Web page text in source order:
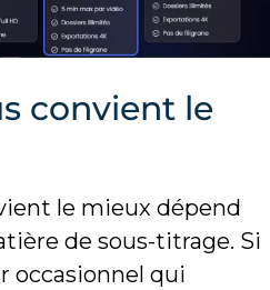
convient le
le mieux dépend
de sous-titrage. Si
occasionnel qui